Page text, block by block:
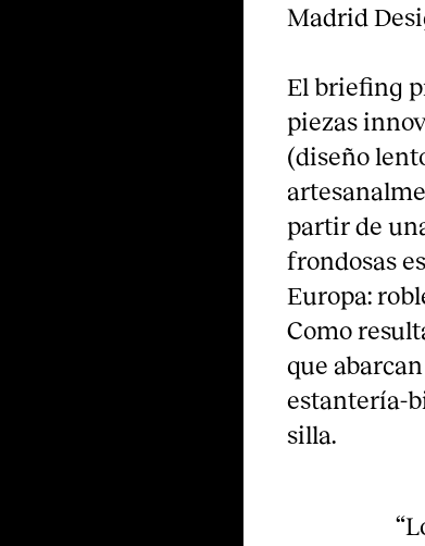
Madrid
El briefing
piezas
(diseño
partir de
frondosas
Europa:
Como
que
estantería-
silla.